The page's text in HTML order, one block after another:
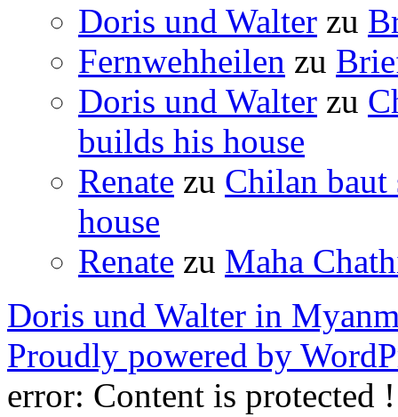
Doris und Walter zu
Fernwehheilen zu
Doris und Walter zu
builds his house
Renate zu Chilan
house
Renate zu Maha
Doris und Walter in
Proudly powered by
error: Content is protected